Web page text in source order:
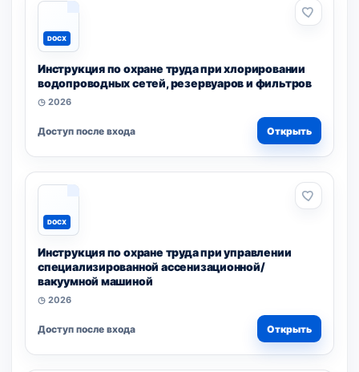
DOCX
Инструкция по охране труда при хлорировании
водопроводных сетей, резервуаров и фильтров
◷ 2026
Доступ после входа Открыть
DOCX
Инструкция по охране труда при управлении
специализированной ассенизационной/
вакуумной машиной
◷ 2026
Доступ после входа Открыть